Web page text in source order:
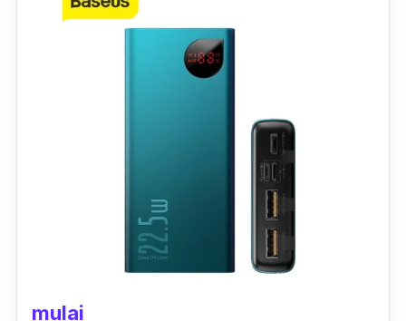
kamu gunakan untuk isi daya
perlu khawatir akan kehabisan daya. Desain
ini memberikan kesan modis
mulai